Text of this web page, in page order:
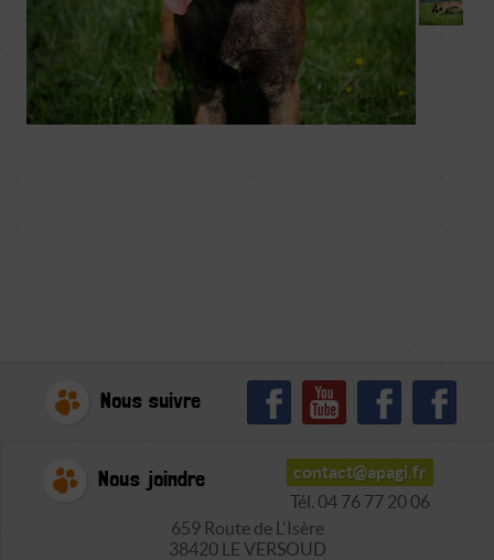
Nous suivre
Nous joindre
contact@apagi.fr
Tél. 04 76 77 20 06
659 Route de L'Isère
38420 LE VERSOUD